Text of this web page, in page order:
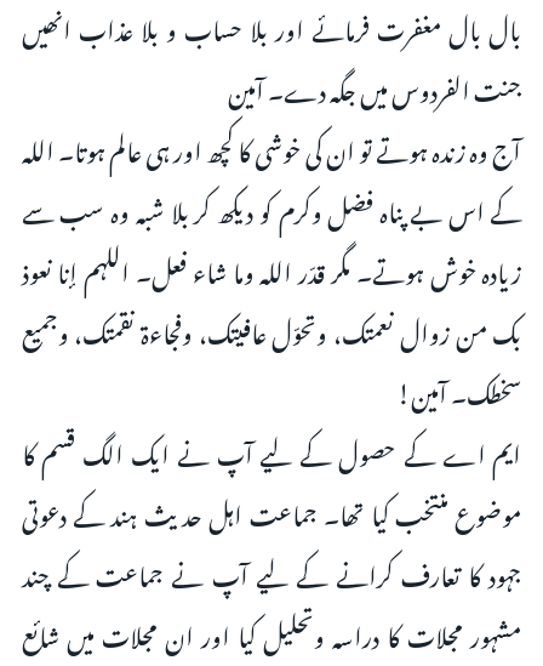
بال بال مغفرت فرمائے اور بلا حساب و بلا عذاب انھیں
جنت الفردوس میں جگہ دے۔ آمین
آج وہ زندہ ہوتے تو ان کی خوشی کا کچھ اور ہی عالم ہوتا۔ اللہ
کے اس بے پناہ فضل وکرم کو دیکھ کر بلا شبہ وہ سب سے
زیادہ خوش ہوتے۔ مگر قدّر اللہ وما شاء فعل۔ اللہم إنا نعوذ
بک من زوال نعمتک، وتحوّل عافیتک، وفجاءۃ نقمتک، وجمیع
سخطک۔ آمين!
ایم اے کے حصول کے لیے آپ نے ایک الگ قسم کا
موضوع منتخب کیا تھا۔ جماعت اہل حدیث ہند کے دعوتی
جہود کا تعارف کرانے کے لیے آپ نے جماعت کے چند
مشہور مجلات کا دراسہ وتحلیل کیا اور ان مجلات میں شائع